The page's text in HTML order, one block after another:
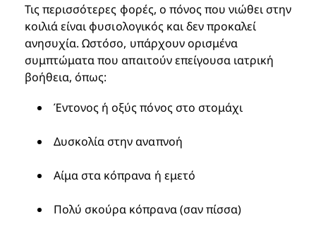
Τις περισσότερες φορές, ο πόνος που νιώθει στην
κοιλιά είναι φυσιολογικός και δεν προκαλεί
ανησυχία. Ωστόσο, υπάρχουν ορισμένα
συμπτώματα που απαιτούν επείγουσα ιατρική
βοήθεια, όπως:​
Έντονος ή οξύς πόνος στο στομάχι
Δυσκολία στην αναπνοή
Αίμα στα κόπρανα ή εμετό
Πολύ σκούρα κόπρανα (σαν πίσσα)​